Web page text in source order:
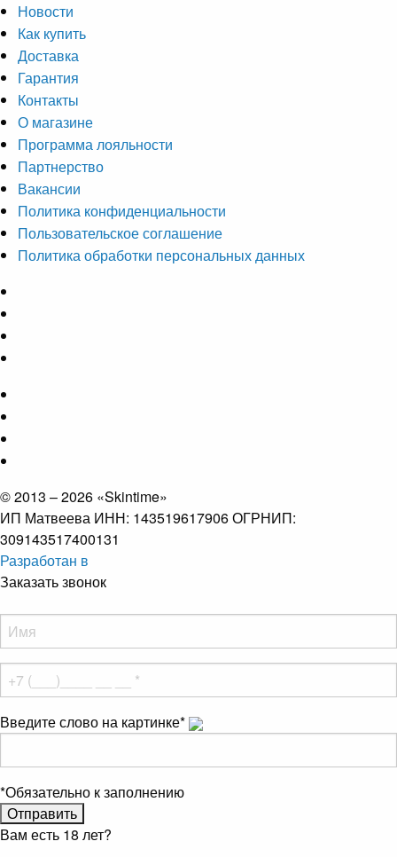
Новости
Как купить
Доставка
Гарантия
Контакты
О магазине
Программа лояльности
Партнерство
Вакансии
Политика конфиденциальности
Пользовательское соглашение
Политика обработки персональных данных
© 2013 – 2026 «Skintime»
ИП Матвеева ИНН: 143519617906 ОГРНИП:
309143517400131
Разработан в
Заказать звонок
Введите слово на картинке*
*Обязательно к заполнению
Вам есть 18 лет?